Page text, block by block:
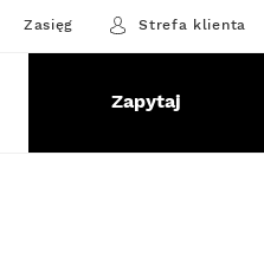
Zasięg Strefa klienta
Zapytaj